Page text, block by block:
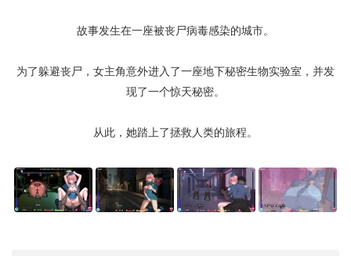
故事发生在一座被丧尸病毒感染的城市。
为了躲避丧尸，女主角意外进入了一座地下秘密生物实验室，并发
现了一个惊天秘密。
从此，她踏上了拯救人类的旅程。